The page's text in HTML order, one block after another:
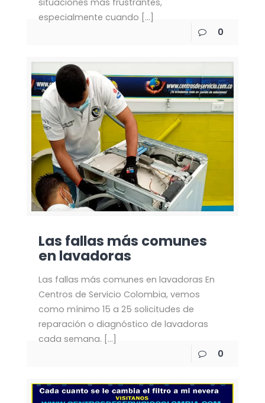
situaciones más frustrantes,
especialmente cuando […]
0
Las fallas más comunes
en lavadoras
Las fallas más comunes en lavadoras En
Centros de Servicio Colombia, vemos
como mínimo 15 a 25 solicitudes de
reparación o diagnóstico de lavadoras
cada semana. […]
0